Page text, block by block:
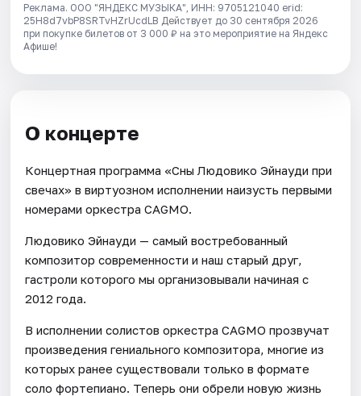
Реклама. ООО "ЯНДЕКС МУЗЫКА", ИНН: 9705121040 erid:
25H8d7vbP8SRTvHZrUcdLB Действует до 30 сентября 2026
при покупке билетов от 3 000 ₽ на это мероприятие на Яндекс
Афише!
О концерте
Концертная программа «Сны Людовико Эйнауди при
свечах» в виртуозном исполнении наизусть первыми
номерами оркестра CAGMO.
Людовико Эйнауди — самый востребованный
композитор современности и наш старый друг,
гастроли которого мы организовывали начиная с
2012 года.
В исполнении солистов оркестра CAGMO прозвучат
произведения гениального композитора, многие из
которых ранее существовали только в формате
соло фортепиано. Теперь они обрели новую жизнь